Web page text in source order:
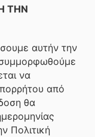
ΤΗΝ
αυτήν την
συμμορφωθούμε
να
από
θα
Πολιτική